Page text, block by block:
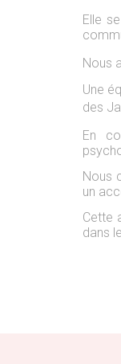
Elle
Nous
Une
des
En
Nous
un
Cette
dans